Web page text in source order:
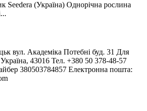
Seedera (Україна) Однорічна рослина
вул. Академіка Потебні буд. 31 Для
43016 Тел. +380 50 378-48-57
380503784857 Електронна пошта: